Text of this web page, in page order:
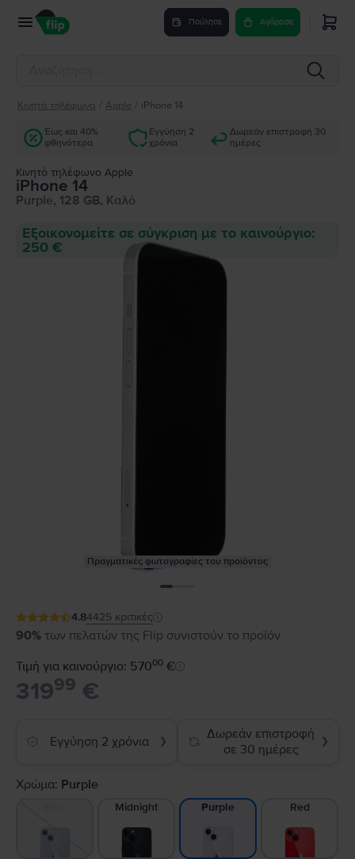
Πούλησε Αγόρασε
Κινητά τηλέφωνα Apple iPhone 14
Έως και 40%
φθηνότερα
Εγγύηση 2
χρόνια
Δωρεάν επιστροφή 30
ημέρες
Κινητό τηλέφωνο Apple
iPhone 14
Purple, 128 GB, Καλό
Εξοικονομείτε σε σύγκριση με το καινούργιο:
250 €
Πραγματικές φωτογραφίες του προϊόντος
4.84425 κριτικές
90% των πελατών της Flip συνιστούν το προϊόν
Τιμή για καινούργιο: 57000 €
31999 €
Εγγύηση 2 χρόνια ❯
Δωρεάν επιστροφή
σε 30 ημέρες
❯
Χρώμα: Purple
Midnight Purple Red